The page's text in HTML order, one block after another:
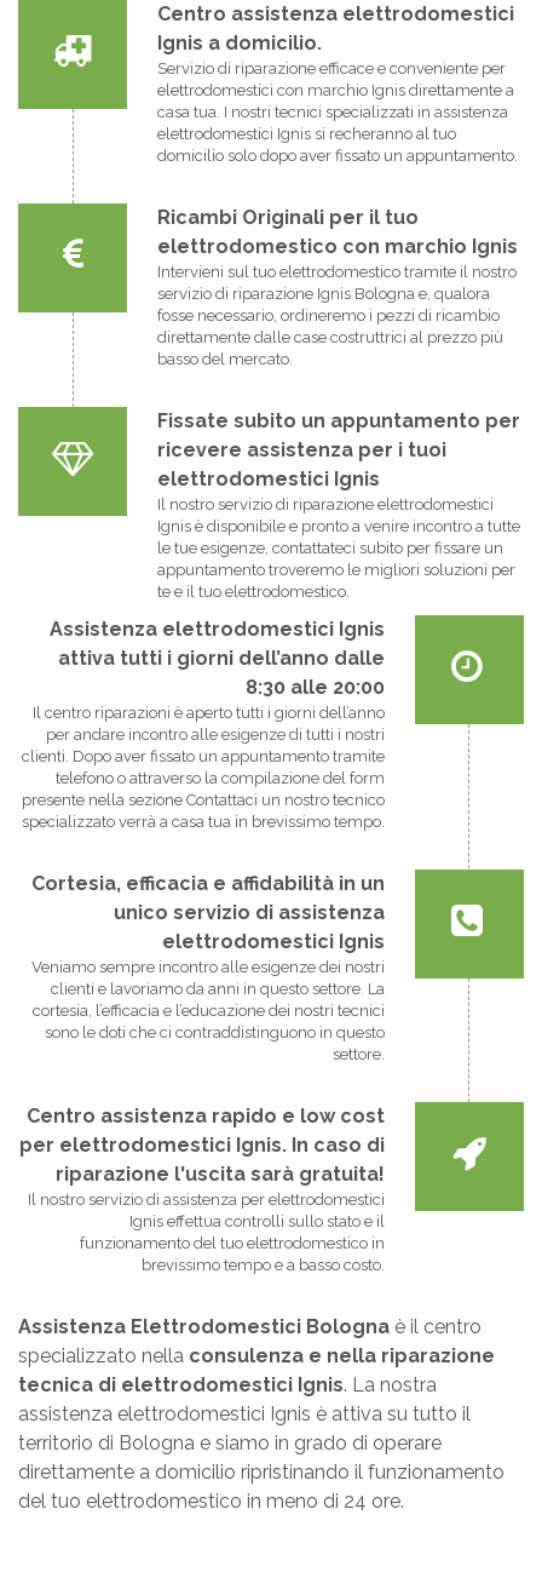
Centro assistenza elettrodomestici
Ignis a domicilio.
Servizio di riparazione efficace e conveniente per
elettrodomestici con marchio Ignis direttamente a
casa tua. I nostri tecnici specializzati in assistenza
elettrodomestici Ignis si recheranno al tuo
domicilio solo dopo aver fissato un appuntamento.
Ricambi Originali per il tuo
elettrodomestico con marchio Ignis
Intervieni sul tuo elettrodomestico tramite il nostro
servizio di riparazione Ignis Bologna e, qualora
fosse necessario, ordineremo i pezzi di ricambio
direttamente dalle case costruttrici al prezzo più
basso del mercato.
Fissate subito un appuntamento per
ricevere assistenza per i tuoi
elettrodomestici Ignis
Il nostro servizio di riparazione elettrodomestici
Ignis è disponibile e pronto a venire incontro a tutte
le tue esigenze, contattateci subito per fissare un
appuntamento troveremo le migliori soluzioni per
te e il tuo elettrodomestico.
Assistenza elettrodomestici Ignis
attiva tutti i giorni dell’anno dalle
8:30 alle 20:00
Il centro riparazioni è aperto tutti i giorni dell’anno
per andare incontro alle esigenze di tutti i nostri
clienti. Dopo aver fissato un appuntamento tramite
telefono o attraverso la compilazione del form
presente nella sezione Contattaci un nostro tecnico
specializzato verrà a casa tua in brevissimo tempo.
Cortesia, efficacia e affidabilità in un
unico servizio di assistenza
elettrodomestici Ignis
Veniamo sempre incontro alle esigenze dei nostri
clienti e lavoriamo da anni in questo settore. La
cortesia, l’efficacia e l’educazione dei nostri tecnici
sono le doti che ci contraddistinguono in questo
settore.
Centro assistenza rapido e low cost
per elettrodomestici Ignis. In caso di
riparazione l'uscita sarà gratuita!
Il nostro servizio di assistenza per elettrodomestici
Ignis effettua controlli sullo stato e il
funzionamento del tuo elettrodomestico in
brevissimo tempo e a basso costo.
Assistenza Elettrodomestici Bologna è il centro
specializzato nella consulenza e nella riparazione
tecnica di elettrodomestici Ignis. La nostra
assistenza elettrodomestici Ignis è attiva su tutto il
territorio di Bologna e siamo in grado di operare
direttamente a domicilio ripristinando il funzionamento
del tuo elettrodomestico in meno di 24 ore.